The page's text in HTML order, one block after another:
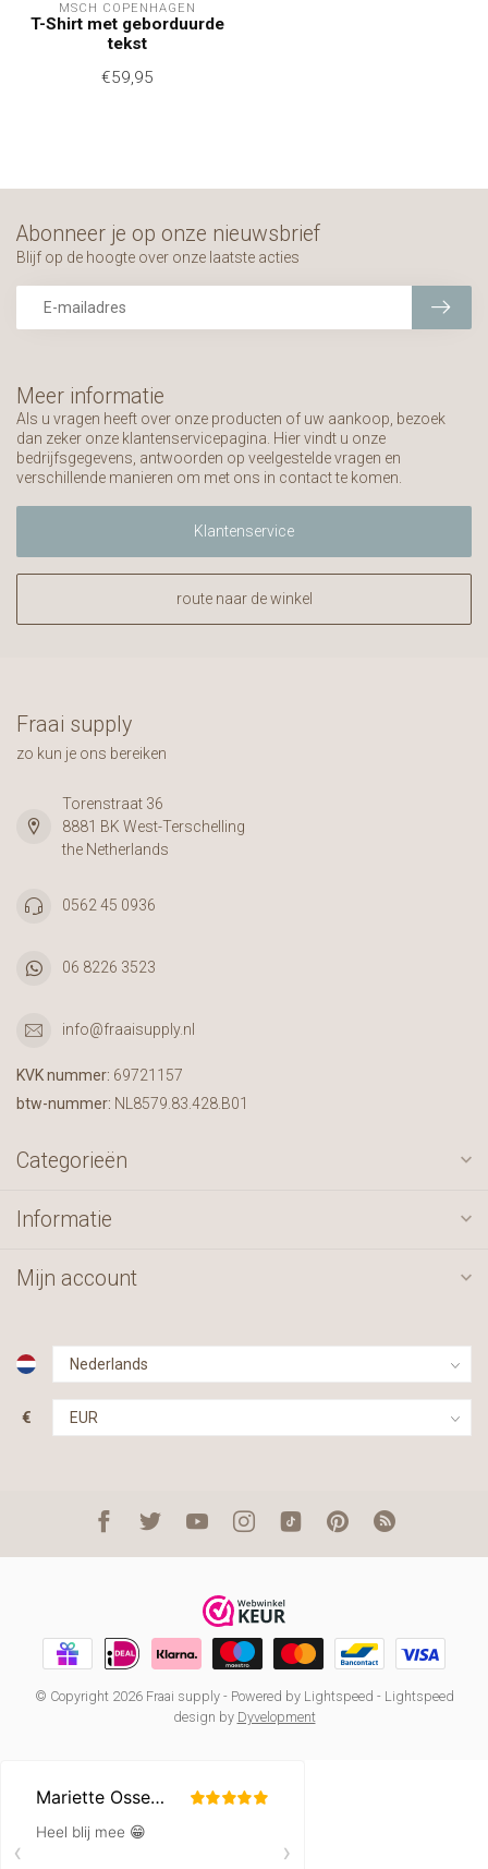
MSCH COPENHAGEN
T-Shirt met geborduurde
tekst
€59,95
Meer informatie
Als u vragen heeft over onze producten of uw aankoop, bezoek
dan zeker onze klantenservicepagina. Hier vindt u onze
bedrijfsgegevens, antwoorden op veelgestelde vragen en
verschillende manieren om met ons in contact te komen.
Klantenservice
route naar de winkel
Abonneer je op onze nieuwsbrief
Blijf op de hoogte over onze laatste acties
Fraai supply
zo kun je ons bereiken
Torenstraat 36
8881 BK West-Terschelling
the Netherlands
0562 45 0936
06 8226 3523
info@fraaisupply.nl
KVK nummer: 69721157
btw-nummer: NL8579.83.428.B01
Categorieën
Informatie
Mijn account
€
© Copyright 2026 Fraai supply- Powered by Lightspeed - Lightspeed
design by Dyvelopment